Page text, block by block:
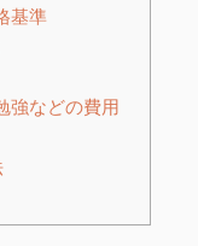
基準
強などの費用